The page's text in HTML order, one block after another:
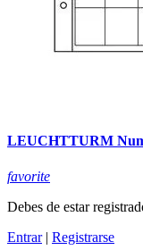
LEUCHTTURM
favorite
Debes de estar
Entrar| Registrarse